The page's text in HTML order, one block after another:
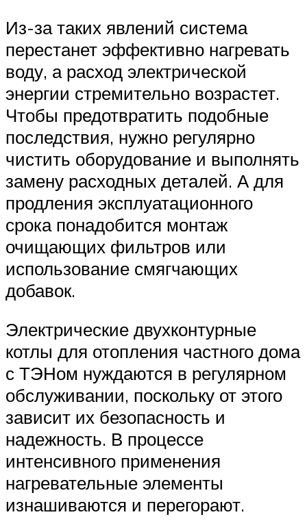
Из-за таких явлений система
перестанет эффективно нагревать
воду, а расход электрической
энергии стремительно возрастет.
Чтобы предотвратить подобные
последствия, нужно регулярно
чистить оборудование и выполнять
замену расходных деталей. А для
продления эксплуатационного
срока понадобится монтаж
очищающих фильтров или
использование смягчающих
добавок.
Электрические двухконтурные
котлы для отопления частного дома
с ТЭНом нуждаются в регулярном
обслуживании, поскольку от этого
зависит их безопасность и
надежность. В процессе
интенсивного применения
нагревательные элементы
изнашиваются и перегорают.